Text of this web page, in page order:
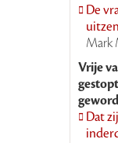
De
Mark
Vrije
Dat